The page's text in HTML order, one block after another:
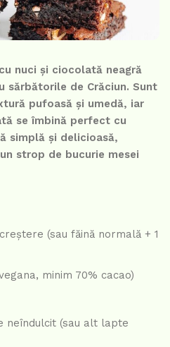
nuci și ciocolată neagră
sărbătorile de Crăciun. Sunt
pufoasă și umedă, iar
se îmbină perfect cu
simplă și delicioasă,
strop de bucurie mesei
(sau făină normală + 1
minim 70% cacao)
neîndulcit (sau alt lapte